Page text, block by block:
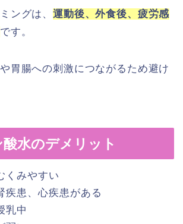
ングは、運動後、外食後、疲労感
です。
胃腸への刺激につながるため避け
水のデメリット
くみやすい
疾患、心疾患がある
乳中